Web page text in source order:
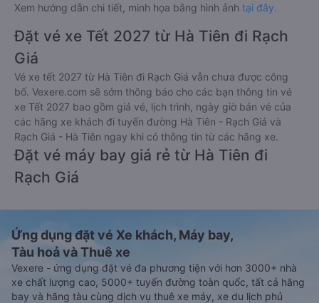
Xem hướng dẫn chi tiết, minh họa bằng hình ảnh tại đây.
Đặt vé xe Tết 2027 từ Hà Tiên đi Rạch
Giá
Vé xe tết 2027 từ Hà Tiên đi Rạch Giá vẫn chưa được công
bố. Vexere.com sẽ sớm thông báo cho các bạn thông tin vé
xe Tết 2027 bao gồm giá vé, lịch trình, ngày giờ bán vé của
các hãng xe khách đi tuyến đường Hà Tiên - Rạch Giá và
Rạch Giá - Hà Tiên ngay khi có thông tin từ các hãng xe.
Đặt vé máy bay giá rẻ từ Hà Tiên đi
Rạch Giá
Ứng dụng đặt vé Xe khách, Máy bay,
Tàu hoả và Thuê xe
Vexere - ứng dụng đặt vé đa phương tiện với hơn 3000+ nhà
xe chất lượng cao, 5000+ tuyến đường toàn quốc, tất cả hãng
bay và hãng tàu cùng dịch vụ thuê xe máy, xe du lịch phủ